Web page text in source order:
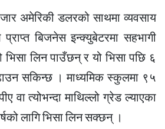
अमेरिकी डलरको साथमा व्यवसाय
प्राप्त बिजनेस इन्क्युबेटरमा सहभागी
भिसा लिन पाउँछन् र यो भिसा पछि ६
सकिन्छ । माध्यमिक स्कुलमा ९५
वा त्योभन्दा माथिल्लो ग्रेड ल्याएका
लागि भिसा लिन सक्छन् ।